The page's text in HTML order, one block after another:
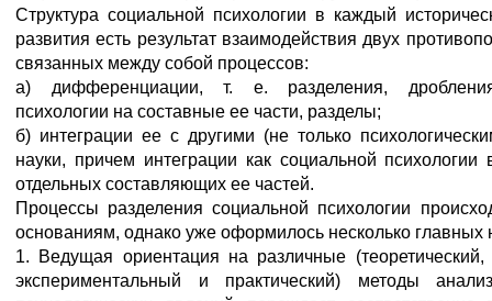
Структура социальной психологии в каждый
развития есть результат взаимодействия двух
связанных между собой процессов:
а) дифференциации, т. е. разделения,
психологии на составные ее части, разделы;
б) интеграции ее с другими (не только
науки, причем интеграции как социальной
отдельных составляющих ее частей.
Процессы разделения социальной психологии
основаниям, однако уже оформилось несколько главных
1. Ведущая ориентация на различные (теоретический,
экспериментальный и практический) методы